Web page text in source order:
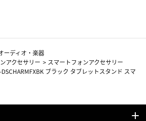
ーディオ・楽器
アクセサリー > スマートフォンアクセサリー
ブラック タブレットスタンド スマ